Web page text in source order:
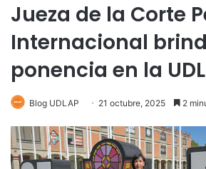
Jueza de la Corte
Internacional
ponencia en la
Blog UDLAP 21 octubre, 2025 2